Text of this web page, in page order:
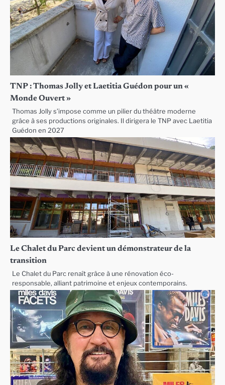
TNP : Thomas Jolly et Laetitia Guédon pour un «
Monde Ouvert »
Thomas Jolly s’impose comme un pilier du théâtre moderne
grâce à ses productions originales. Il dirigera le TNP avec Laetitia
Guédon en 2027
Le Chalet du Parc devient un démonstrateur de la
transition
Le Chalet du Parc renaît grâce à une rénovation éco-
responsable, alliant patrimoine et enjeux contemporains.